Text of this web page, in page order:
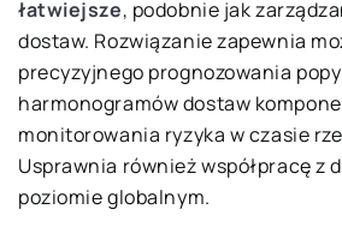
łatwiejsze, podobnie jak
dostaw. Rozwiązanie zapewnia
precyzyjnego prognozowania
harmonogramów dostaw
monitorowania ryzyka w czasie
Usprawnia również współpracę z
poziomie globalnym.